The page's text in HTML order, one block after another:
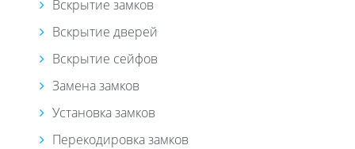
Вскрытие замков
Вскрытие дверей
Вскрытие сейфов
Замена замков
Установка замков
Перекодировка замков